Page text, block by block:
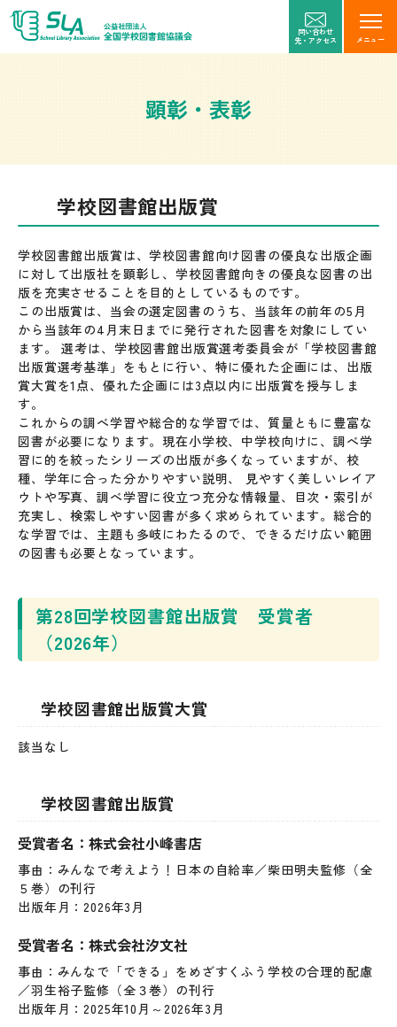
メニュー
問い合わせ
先・アクセス
顕彰・表彰
学校図書館出版賞
学校図書館出版賞は、学校図書館向け図書の優良な出版企画
に対して出版社を顕彰し、学校図書館向きの優良な図書の出
版を充実させることを目的としているものです。
この出版賞は、当会の選定図書のうち、当該年の前年の5月
から当該年の4月末日までに発行された図書を対象にしてい
ます。 選考は、学校図書館出版賞選考委員会が「学校図書館
出版賞選考基準」をもとに行い、特に優れた企画には、出版
賞大賞を1点、優れた企画には3点以内に出版賞を授与しま
す。
これからの調べ学習や総合的な学習では、質量ともに豊富な
図書が必要になります。現在小学校、中学校向けに、調べ学
習に的を絞ったシリーズの出版が多くなっていますが、校
種、学年に合った分かりやすい説明、 見やすく美しいレイア
ウトや写真、調べ学習に役立つ充分な情報量、目次・索引が
充実し、検索しやすい図書が多く求められています。総合的
な学習では、主題も多岐にわたるので、できるだけ広い範囲
の図書も必要となっています。
第28回学校図書館出版賞 受賞者
（2026年）
学校図書館出版賞大賞
該当なし
学校図書館出版賞
受賞者名：株式会社小峰書店
事由：みんなで考えよう！日本の自給率／柴田明夫監修（全
５巻）の刊行
出版年月：2026年3月
受賞者名：株式会社汐文社
事由：みんなで「できる」をめざすくふう学校の合理的配慮
／羽生裕子監修（全３巻）の刊行
出版年月：2025年10月～2026年3月